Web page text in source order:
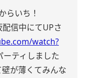
らいち！
信中にてUPさ
watch?
ーティしました
が薄くてみんな